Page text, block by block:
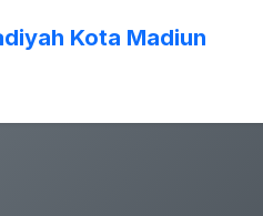
Kota Madiun